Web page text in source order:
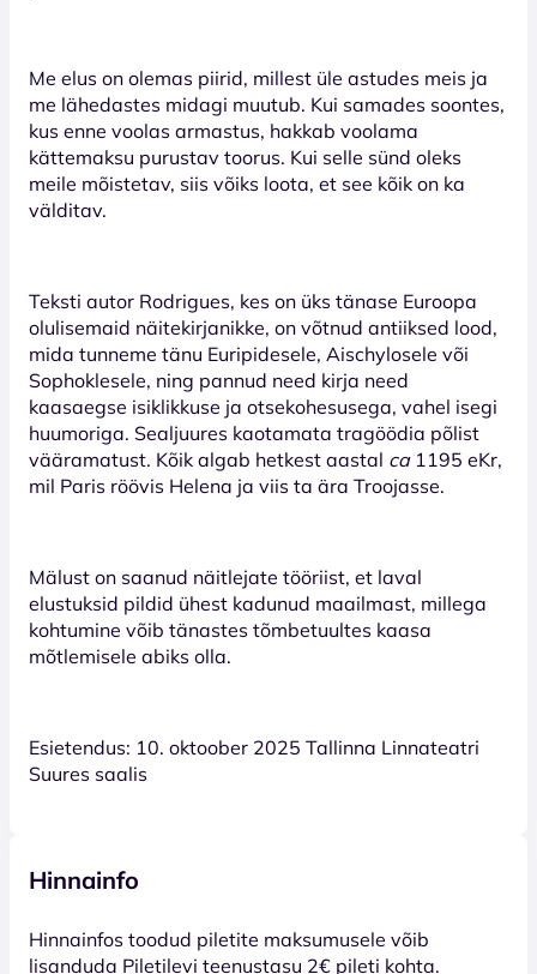
Me elus on olemas piirid, millest üle astudes meis ja
me lähedastes midagi muutub. Kui samades soontes,
kus enne voolas armastus, hakkab voolama
kättemaksu purustav toorus. Kui selle sünd oleks
meile mõistetav, siis võiks loota, et see kõik on ka
välditav.
Teksti autor Rodrigues, kes on üks tänase Euroopa
olulisemaid näitekirjanikke, on võtnud antiiksed lood,
mida tunneme tänu Euripidesele, Aischylosele või
Sophoklesele, ning pannud need kirja need
kaasaegse isiklikkuse ja otsekohesusega, vahel isegi
huumoriga. Sealjuures kaotamata tragöödia põlist
vääramatust. Kõik algab hetkest aastal ca1195 eKr,
mil Paris röövis Helena ja viis ta ära Troojasse.
Mälust on saanud näitlejate tööriist, et laval
elustuksid pildid ühest kadunud maailmast, millega
kohtumine võib tänastes tõmbetuultes kaasa
mõtlemisele abiks olla.
Esietendus: 10. oktoober 2025 Tallinna Linnateatri
Suures saalis
Hinnainfo
Hinnainfos toodud piletite maksumusele võib
lisanduda Piletilevi teenustasu 2€ pileti kohta.